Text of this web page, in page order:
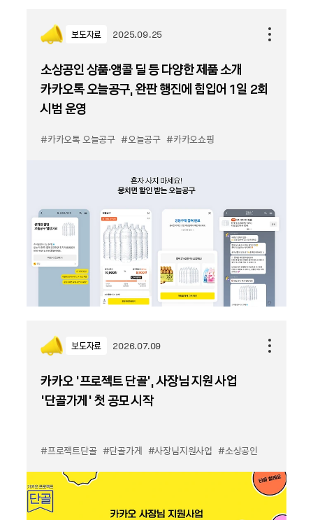
보도자료 2025.09.25
소상공인 상품·앵콜 딜 등 다양한 제품 소개
카카오톡 오늘공구, 완판 행진에 힘입어 1일 2회
시범 운영
#카카오톡 오늘공구 #오늘공구 #카카오쇼핑
보도자료 2026.07.09
카카오 ‘프로젝트 단골’, 사장님 지원 사업
‘단골가게’ 첫 공모 시작
#프로젝트단골 #단골가게 #사장님지원사업 #소상공인